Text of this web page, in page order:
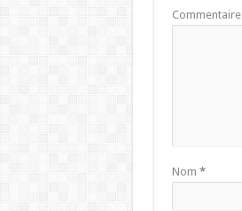
Commentaire
Nom *